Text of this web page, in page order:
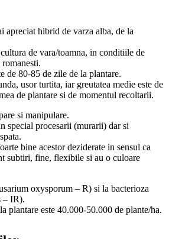
apreciat hibrid de varza alba, de la
de vara/toamna, in conditiile de
de 80-85 de zile de la plantare.
usor turtita, iar greutatea medie este de
de plantare si de momentul recoltarii.
si manipulare.
special procesarii (murarii) dar si
bine acestor deziderate in sensul ca
subtiri, fine, flexibile si au o culoare
oxysporum – R) si la bacterioza
– IR).
plantare este 40.000-50.000 de plante/ha.